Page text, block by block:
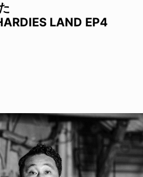
LAND EP4